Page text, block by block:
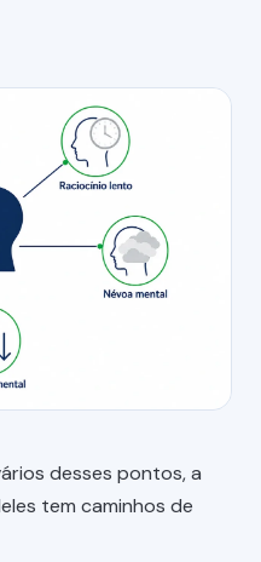
desses pontos, a
tem caminhos de